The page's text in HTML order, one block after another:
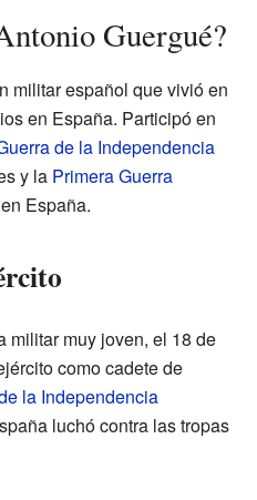
Guergué?
militar español que vivió en
en España. Participó en
de la Independencia
y la Primera Guerra
España.
militar muy joven, el 18 de
como cadete de
la Independencia
luchó contra las tropas